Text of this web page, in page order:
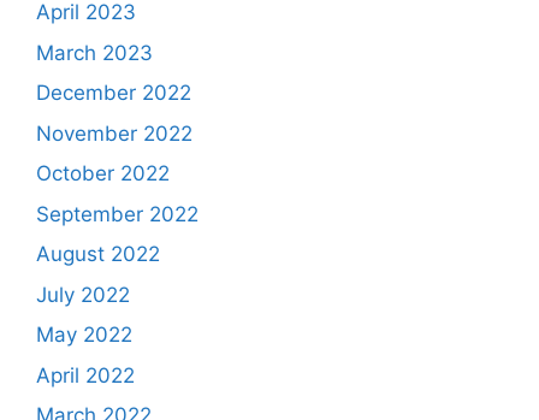
April 2023
March 2023
December 2022
November 2022
October 2022
September 2022
August 2022
July 2022
May 2022
April 2022
March 2022